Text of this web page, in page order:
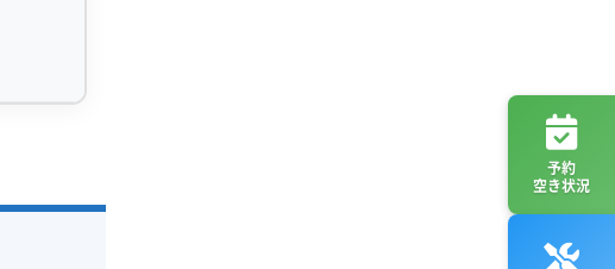
予約
空き状況